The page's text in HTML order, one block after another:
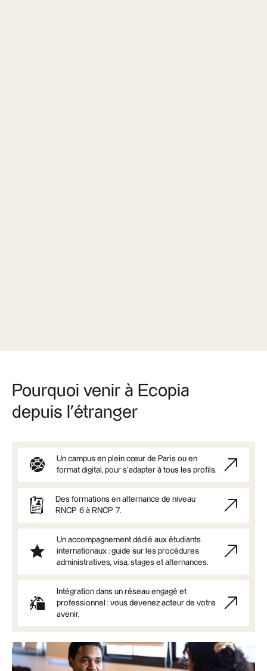
Pourquoi venir à Ecopia
depuis l’étranger
Un campus en plein cœur de Paris ou en
format digital, pour s’adapter à tous les profils.
Des formations en alternance de niveau
RNCP 6 à RNCP 7.
Un accompagnement dédié aux étudiants
internationaux : guide sur les procédures
administratives, visa, stages et alternances.
Intégration dans un réseau engagé et
professionnel : vous devenez acteur de votre
avenir.